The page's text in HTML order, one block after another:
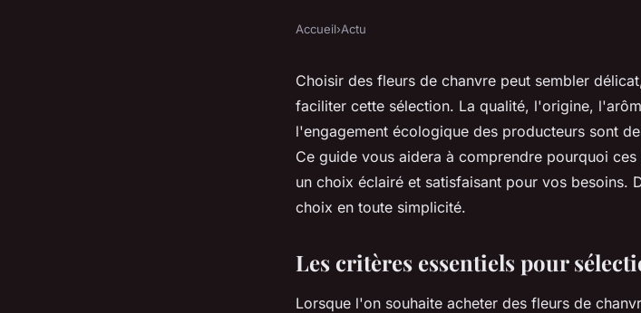
Les 5 critères indispensables
sélectionner des fleurs de
Accueil›Actu
Choisir des fleurs de chanvre peut sembler
faciliter cette sélection. La qualité, l'origine,
l'engagement écologique des producteurs sont
Ce guide vous aidera à comprendre pourquoi
un choix éclairé et satisfaisant pour vos besoins.
choix en toute simplicité.
Les critères essentiels pour
Lorsque l'on souhaite acheter des fleurs de